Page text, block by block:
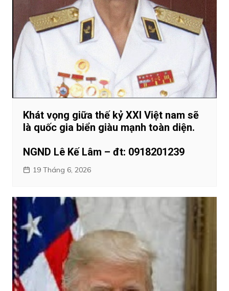
Khát vọng giữa thế kỷ XXI Việt nam sẽ
là quốc gia biển giàu mạnh toàn diện.
NGND Lê Kế Lâm – đt: 0918201239
19 Tháng 6, 2026